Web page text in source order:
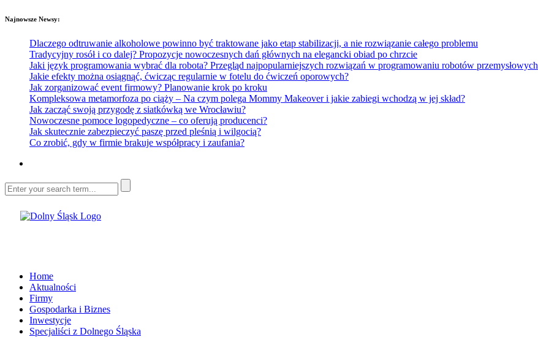
Najnowsze Newsy:
Dlaczego odtruwanie alkoholowe powinno być traktowane jako etap stabilizacji, a nie rozwiązanie całego problemu
Tradycyjny rosół i co dalej? Propozycje nowoczesnych dań głównych na elegancki obiad po chrzcie
Jaki język programowania wybrać dla robota? Przegląd najpopularniejszych rozwiązań w programowaniu robotów przemysłowych
Jakie efekty można osiągnąć, ćwicząc regularnie w fotelu do ćwiczeń oporowych?
Jak zorganizować event firmowy? Planowanie krok po kroku
Kompleksowa metamorfoza po ciąży – Na czym polega Mommy Makeover i jakie zabiegi wchodzą w jej skład?
Jak zacząć swoją przygodę z siatkówką we Wrocławiu?
Nowoczesne pomoce logopedyczne – co oferują producenci?
Jak skutecznie zabezpieczyć paszę przed pleśnią i wilgocią?
Co zrobić, gdy w firmie brakuje współpracy i zaufania?
Home
Aktualności
Firmy
Gospodarka i Biznes
Inwestycje
Specjaliści z Dolnego Śląska